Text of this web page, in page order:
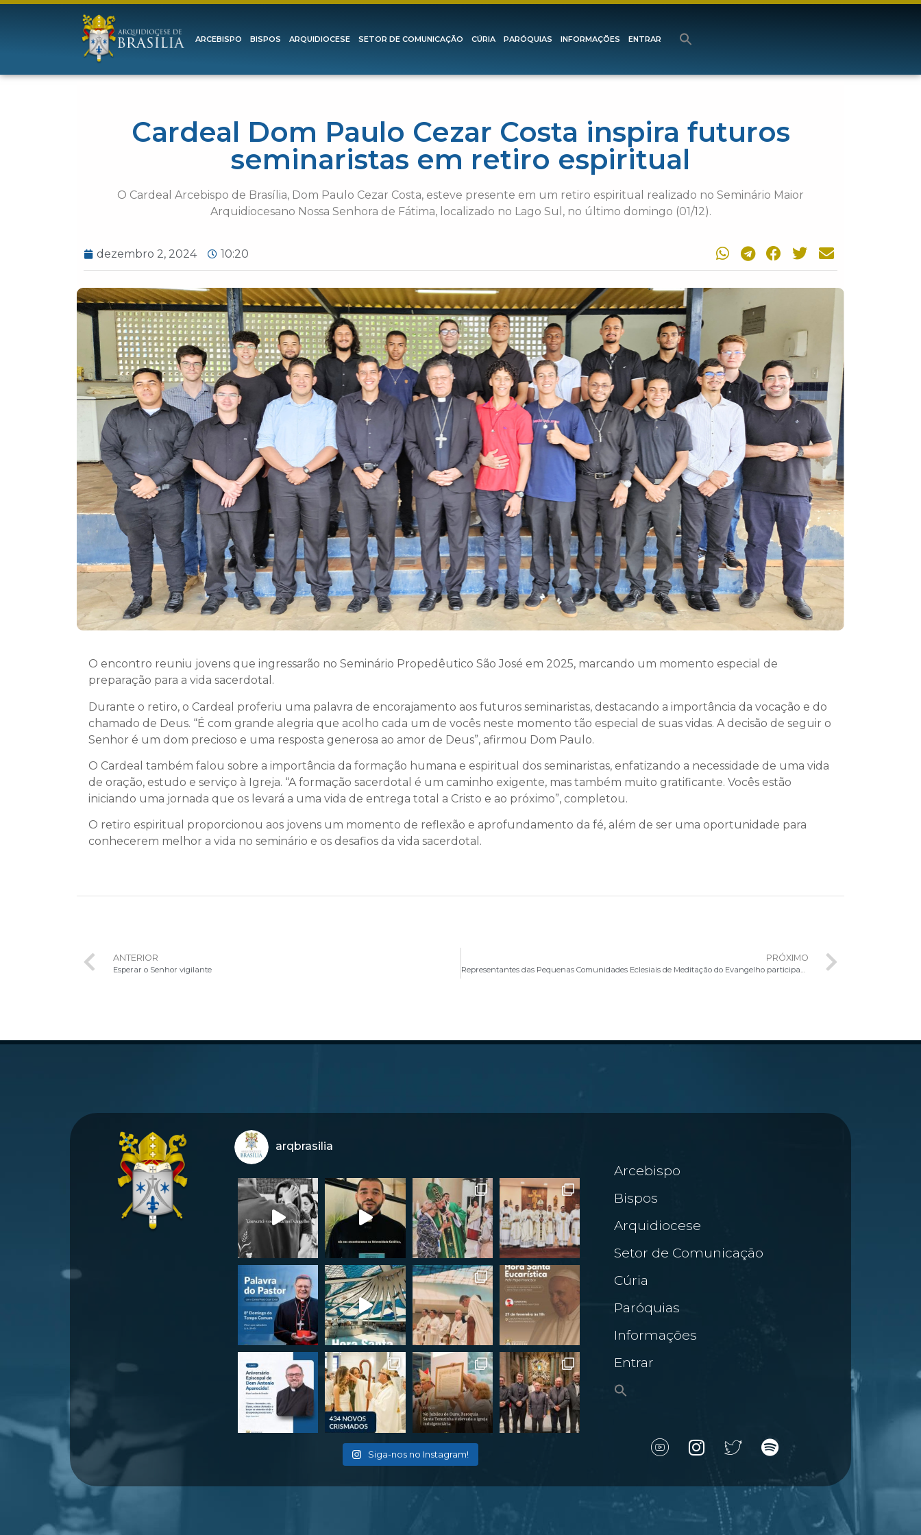
ARCEBISPO BISPOS ARQUIDIOCESE SETOR DE COMUNICAÇÃO CÚRIA PARÓQUIAS INFORMAÇÕES ENTRAR
Cardeal Dom Paulo Cezar Costa inspira futuros
seminaristas em retiro espiritual
O Cardeal Arcebispo de Brasília, Dom Paulo Cezar Costa, esteve presente em um retiro espiritual realizado no Seminário Maior
Arquidiocesano Nossa Senhora de Fátima, localizado no Lago Sul, no último domingo (01/12).
dezembro 2, 2024 10:20
O encontro reuniu jovens que ingressarão no Seminário Propedêutico São José em 2025, marcando um momento especial de
preparação para a vida sacerdotal.
Durante o retiro, o Cardeal proferiu uma palavra de encorajamento aos futuros seminaristas, destacando a importância da vocação e do
chamado de Deus. “É com grande alegria que acolho cada um de vocês neste momento tão especial de suas vidas. A decisão de seguir o
Senhor é um dom precioso e uma resposta generosa ao amor de Deus”, afirmou Dom Paulo.
O Cardeal também falou sobre a importância da formação humana e espiritual dos seminaristas, enfatizando a necessidade de uma vida
de oração, estudo e serviço à Igreja. “A formação sacerdotal é um caminho exigente, mas também muito gratificante. Vocês estão
iniciando uma jornada que os levará a uma vida de entrega total a Cristo e ao próximo”, completou.
O retiro espiritual proporcionou aos jovens um momento de reflexão e aprofundamento da fé, além de ser uma oportunidade para
conhecerem melhor a vida no seminário e os desafios da vida sacerdotal.
ANTERIOR
Esperar o Senhor vigilante
PRÓXIMO
arqbrasilia
Siga-nos no Instagram!
Arcebispo
Bispos
Arquidiocese
Setor de Comunicação
Cúria
Paróquias
Informações
Entrar